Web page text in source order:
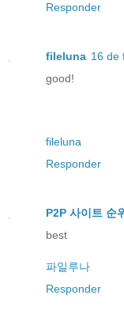
Responder
fileluna 16 de
good!
fileluna
Responder
P2P 사이트 순
best
파일루나
Responder